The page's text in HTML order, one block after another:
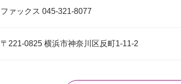
ファックス 045-321-8077
〒221-0825 横浜市神奈川区反町1-11-2